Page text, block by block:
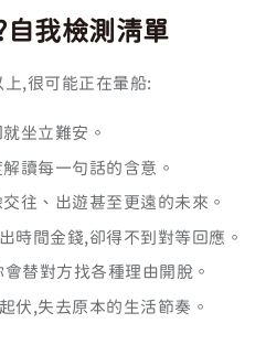
自我檢測清單
,很可能正在暈船:
坐立難安。
讀每一句話的含意。
往、出遊甚至更遠的未來。
時間金錢,卻得不到對等回應。
會替對方找各種理由開脫。
伏,失去原本的生活節奏。